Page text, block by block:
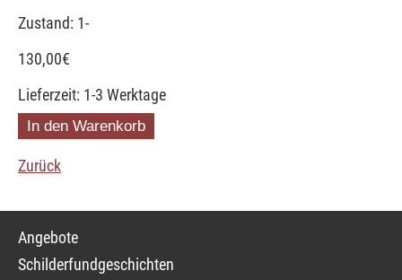
Zustand: 1-
130,00€
Lieferzeit: 1-3 Werktage
Zurück
Navigation
überspringen
Angebote
Schilderfundgeschichten